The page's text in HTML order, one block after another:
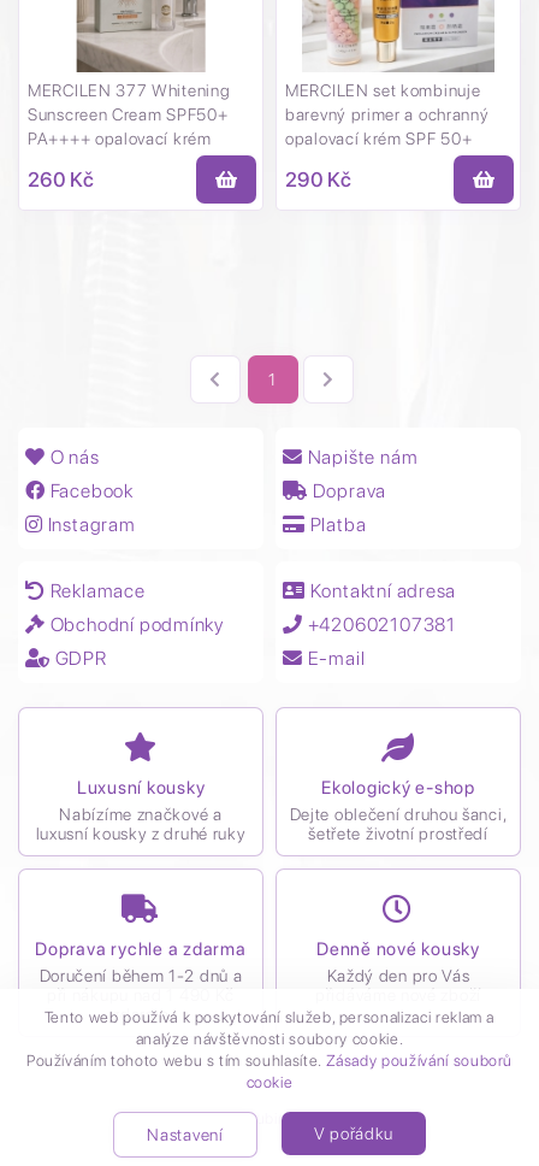
MERCILEN 377 Whitening
Sunscreen Cream SPF50+
PA++++ opalovací krém
260 Kč
MERCILEN set kombinuje
barevný primer a ochranný
opalovací krém SPF 50+
290 Kč
1
O nás
Facebook
Instagram
Napište nám
Doprava
Platba
Reklamace
Obchodní podmínky
GDPR
Kontaktní adresa
+420602107381
E-mail
Luxusní kousky
Nabízíme značkové a
luxusní kousky z druhé ruky
Ekologický e-shop
Dejte oblečení druhou šanci,
šetřete životní prostředí
Doprava rychle a zdarma
Doručení během 1-2 dnů a
při nákupu nad 1 490 Kč
zdarma
Denně nové kousky
Každý den pro Vás
přidáváme nové zboží
Tento web používá k poskytování služeb, personalizaci reklam a
analýze návštěvnosti soubory cookie.
Používáním tohoto webu s tím souhlasíte. Zásady používání souborů
cookie
Nastavení V pořádku
VytvořilKubiro